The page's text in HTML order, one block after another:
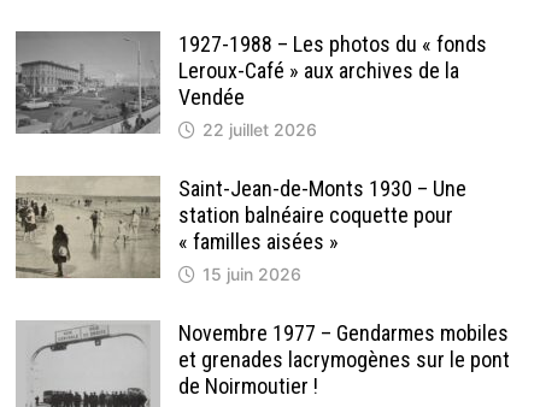
1927-1988 – Les photos du « fonds
Leroux-Café » aux archives de la
Vendée
22 juillet 2026
Saint-Jean-de-Monts 1930 – Une
station balnéaire coquette pour
« familles aisées »
15 juin 2026
Novembre 1977 – Gendarmes mobiles
et grenades lacrymogènes sur le pont
de Noirmoutier !